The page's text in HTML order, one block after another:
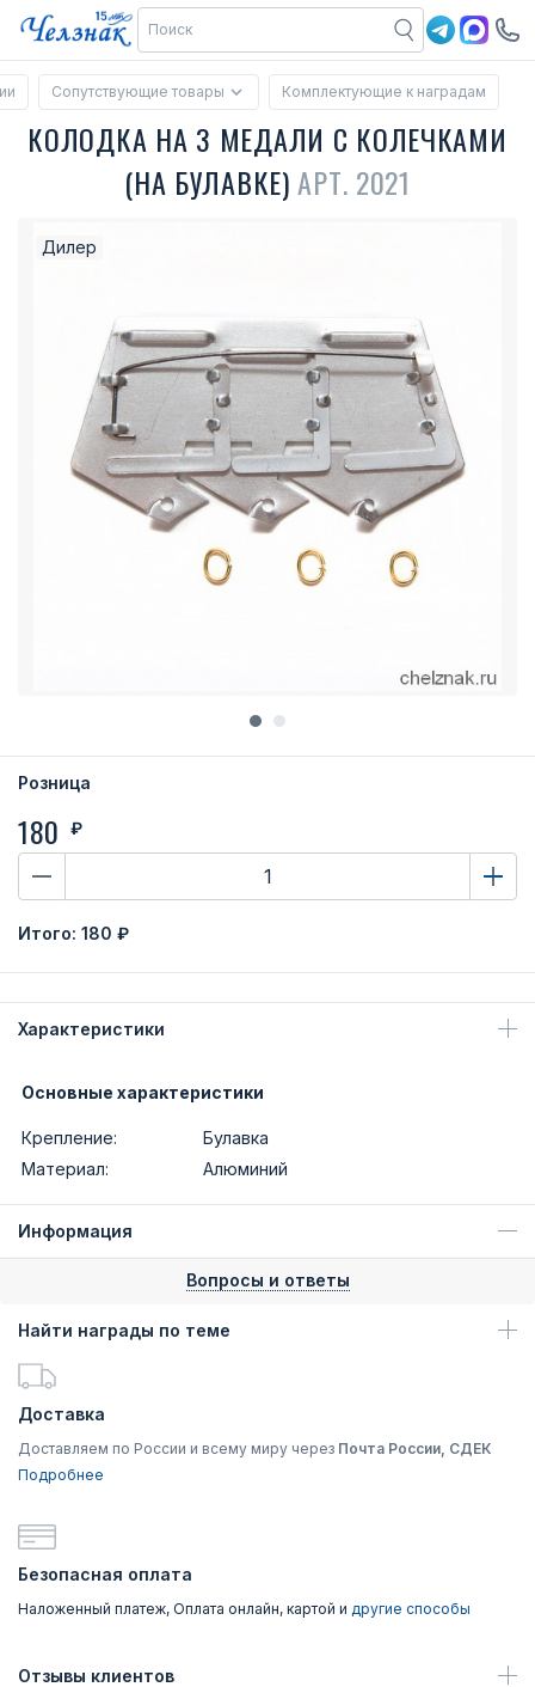
Сопутствующие товары Комплектующие к наградам
КОЛОДКА НА 3 МЕДАЛИ С КОЛЕЧКАМИ
(НА БУЛАВКЕ)АРТ. 2021
Дилер
Розница
180 ₽
Итого: 180 ₽
Характеристики
Основные характеристики
Крепление:
Булавка
Материал:
Алюминий
Информация
Вопросы и ответы
Найти награды по теме
Доставка
Доставляем по России и всему миру через Почта России, СДЕК
Подробнее
Безопасная оплата
Наложенный платеж, Оплата онлайн, картой и другие способы
Отзывы клиентов